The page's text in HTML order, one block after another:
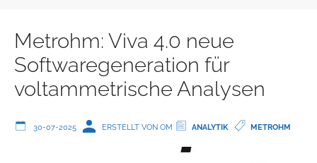
Metrohm: Viva 4.0 neue
Softwaregeneration für
voltammetrische Analysen
30-07-2025 ERSTELLT VON OM ANALYTIK METROHM